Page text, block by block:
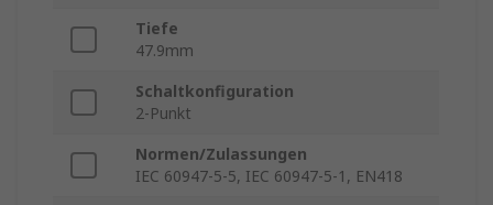
Tiefe
47.9mm
Schaltkonfiguration
2-Punkt
Normen/Zulassungen
IEC 60947-5-5, IEC 60947-5-1, EN418